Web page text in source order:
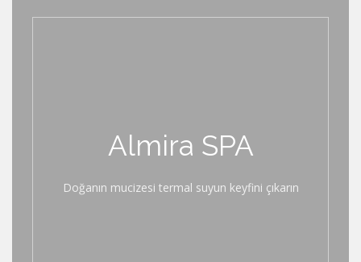
Almira SPA
Doğanın mucizesi termal suyun keyfini çıkarın